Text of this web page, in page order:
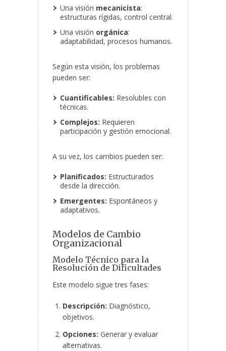
Una visión mecanicista:
estructuras rígidas, control central.
Una visión orgánica:
adaptabilidad, procesos humanos.
Según esta visión, los problemas
pueden ser:
Cuantificables: Resolubles con
técnicas.
Complejos: Requieren
participación y gestión emocional.
A su vez, los cambios pueden ser:
Planificados: Estructurados
desde la dirección.
Emergentes: Espontáneos y
adaptativos.
Modelos de Cambio
Organizacional
Modelo Técnico para la
Resolución de Dificultades
Este modelo sigue tres fases:
Descripción: Diagnóstico,
objetivos.
Opciones: Generar y evaluar
alternativas.